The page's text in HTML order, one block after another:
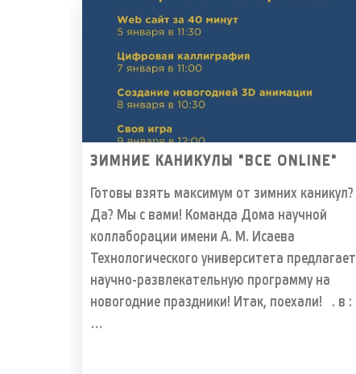
ЗИМНИЕ КАНИКУЛЫ "ВСЕ ONLINE"
Готовы взять максимум от зимних каникул?
Да? Мы с вами! Команда Дома научной
коллаборации имени А. М. Исаева
Технологического университета предлагает
научно-развлекательную программу на
новогодние праздники! Итак, поехали! . в :
…